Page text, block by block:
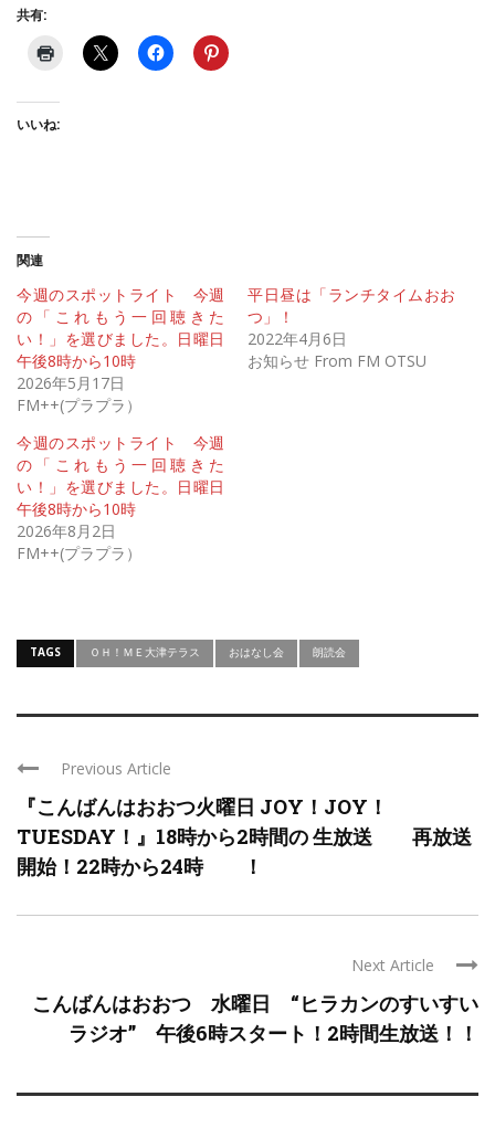
共有:
いいね:
関連
今週のスポットライト 今週
の「これもう一回聴きた
い！」を選びました。日曜日
午後8時から10時
2026年5月17日
FM++(プラプラ）
平日昼は「ランチタイムおお
つ」！
2022年4月6日
お知らせ From FM OTSU
今週のスポットライト 今週
の「これもう一回聴きた
い！」を選びました。日曜日
午後8時から10時
2026年8月2日
FM++(プラプラ）
TAGS ＯＨ！ＭＥ大津テラス おはなし会 朗読会
Previous Article
『こんばんはおおつ火曜日 JOY！JOY！
TUESDAY！』18時から2時間の 生放送 再放送
開始！22時から24時 ！
Next Article
こんばんはおおつ 水曜日 “ヒラカンのすいすい
ラジオ” 午後6時スタート！2時間生放送！！